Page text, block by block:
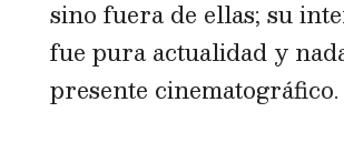
sino fuera de ellas; su
fue pura actualidad y
presente cinematográfico.